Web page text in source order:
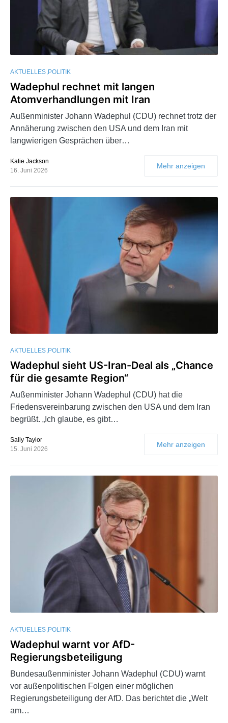
AKTUELLES POLITIK
Wadephul rechnet mit langen
Atomverhandlungen mit Iran
Außenminister Johann Wadephul (CDU) rechnet trotz der
Annäherung zwischen den USA und dem Iran mit
langwierigen Gesprächen über…
Katie Jackson
16. Juni 2026
Mehr anzeigen
AKTUELLES POLITIK
Wadephul sieht US-Iran-Deal als „Chance
für die gesamte Region“
Außenminister Johann Wadephul (CDU) hat die
Friedensvereinbarung zwischen den USA und dem Iran
begrüßt. „Ich glaube, es gibt…
Sally Taylor
15. Juni 2026
Mehr anzeigen
AKTUELLES POLITIK
Wadephul warnt vor AfD-
Regierungsbeteiligung
Bundesaußenminister Johann Wadephul (CDU) warnt
vor außenpolitischen Folgen einer möglichen
Regierungsbeteiligung der AfD. Das berichtet die „Welt
am…